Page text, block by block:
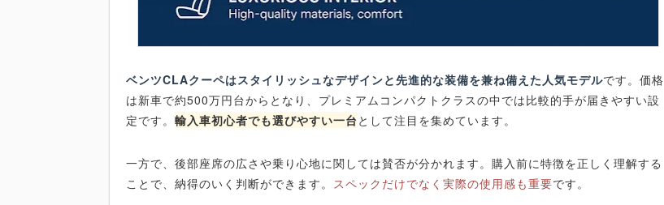
ベンツCLAクーペはスタイリッシュなデザインと先進的な装備を兼ね備えた人気モデルです。価格
は新車で約500万円台からとなり、プレミアムコンパクトクラスの中では比較的手が届きやすい設
定です。輸入車初心者でも選びやすい一台 として注目を集めています。
一方で、後部座席の広さや乗り心地に関しては賛否が分かれます。購入前に特徴を正しく理解する
ことで、納得のいく判断ができます。 スペックだけでなく実際の使用感も重要です。